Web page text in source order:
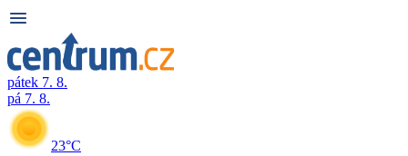
pátek 7. 8.
pá 7. 8.
23°C